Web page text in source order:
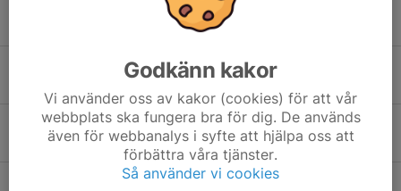
Funktionärer till Timråspelen
Träningsstart 25 augusti
7 sep 2025 0
Orienteringskursen är inställd!
Godkänn kakor
Vi använder oss av kakor (cookies) för att vår
webbplats ska fungera bra för dig. De används
även för webbanalys i syfte att hjälpa oss att
förbättra våra tjänster.
Så använder vi cookies